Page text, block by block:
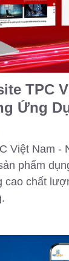
TPC
Ứng
Việt Nam -
phẩm
cao chất